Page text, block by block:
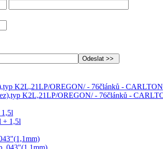
K2L,21LP/OREGON/ - 76článků - CARLTON
1,5l